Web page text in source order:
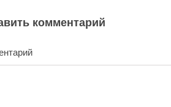
комментарий